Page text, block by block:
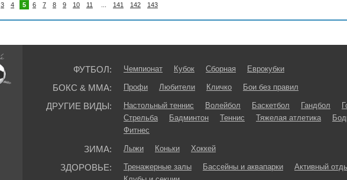
3 4 5 6 7 8 9 10 11 141 142 143
ФУТБОЛ: Чемпионат Кубок Сборная Еврокубки
БОКС & ММА: Профи Любители Кличко Бои без правил
ДРУГИЕ ВИДЫ: Настольный теннис Волейбол Баскетбол Гандбол
Стрельба
Бадминтон Теннис Тяжелая атлетика
Фитнес
ЗИМА: Лыжи Коньки Хоккей
ЗДОРОВЬЕ: Тренажерные залы Бассейны и аквапарки Активный